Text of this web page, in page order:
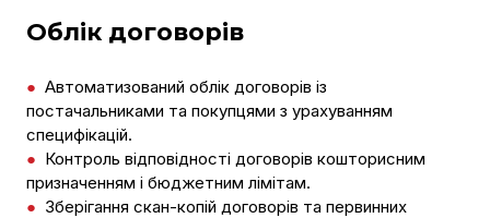
Облік договорів
● Автоматизований облік договорів із
постачальниками та покупцями з урахуванням
специфікацій.
● Контроль відповідності договорів кошторисним
призначенням і бюджетним лімітам.
● Зберігання скан-копій договорів та первинних